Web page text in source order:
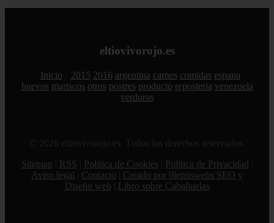
eltiovivorojo.es
Inicio 2015 2016 argentina carnes comidas espana
huevos mariscos otros postres producto reposteria venezuela
verduras
© 2026 eltiovivorojo.es. Todos los derechos reservados.
Sitemap
RSS Política de Cookies Política de Privacidad
Aviso legal
Contacto
Creado por 0lemiswebs SEO y
Diseño web
Libro sobre Cabañuelas